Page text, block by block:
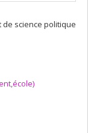
de science politique